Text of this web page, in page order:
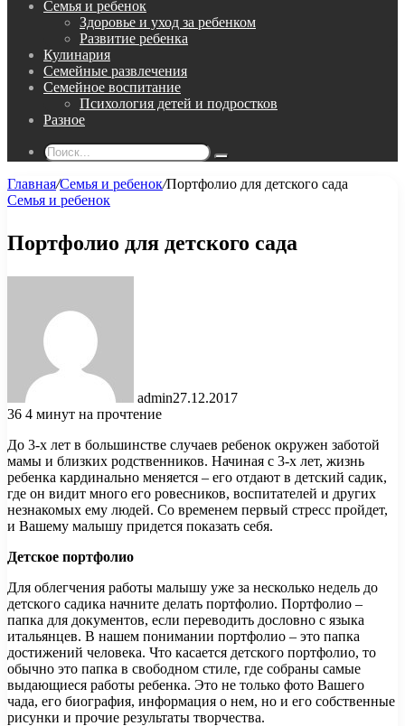
Семья и ребенок
Здоровье и уход за ребенком
Развитие ребенка
Кулинария
Семейные развлечения
Семейное воспитание
Психология детей и подростков
Разное
Поиск...
Главная/Семья и ребенок/Портфолио для детского сада
Семья и ребенок
Портфолио для детского сада
admin27.12.2017
36 4 минут на прочтение
До 3-х лет в большинстве случаев ребенок окружен заботой
мамы и близких родственников. Начиная с 3-х лет, жизнь
ребенка кардинально меняется – его отдают в детский садик,
где он видит много его ровесников, воспитателей и других
незнакомых ему людей. Со временем первый стресс пройдет,
и Вашему малышу придется показать себя.
Детское портфолио
Для облегчения работы малышу уже за несколько недель до
детского садика начните делать портфолио. Портфолио –
папка для документов, если переводить дословно с языка
итальянцев. В нашем понимании портфолио – это папка
достижений человека. Что касается детского портфолио, то
обычно это папка в свободном стиле, где собраны самые
выдающиеся работы ребенка. Это не только фото Вашего
чада, его биография, информация о нем, но и его собственные
рисунки и прочие результаты творчества.